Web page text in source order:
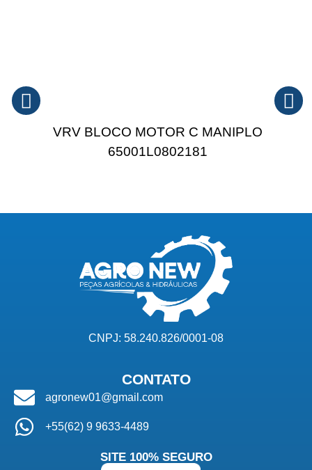
VRV BLOCO MOTOR C MANIPLO
65001L0802181
CNPJ: 58.240.826/0001-08
CONTATO
agronew01@gmail.com
+55(62) 9 9633-4489
SITE 100% SEGURO